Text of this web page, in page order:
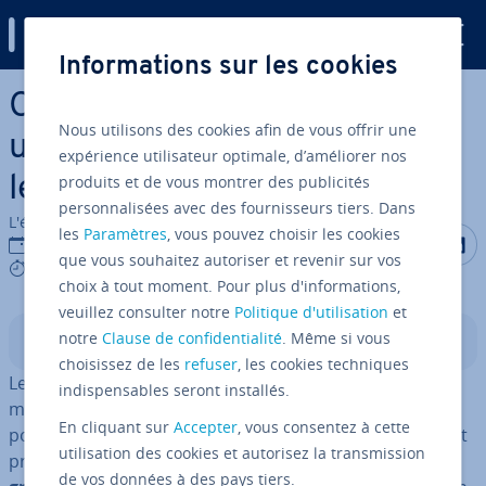
Aller au contenu principal
Chat Zoom : voici comment
utiliser la fonction Chat dans
les réunions
L'équipe édi­to­riale IONOS
20/08/2021
6 mins
Partager
Sommaire
Les réunions de groupe Zoom exigent souvent d’être
mul­ti­tâches, surtout pour les hôtes de la réunion. C’est
pourquoi la fonction Chat de Zoom est par­ti­cu­liè­re­ment
pratique. Desmessages privésou des messages de
Informations sur les cookies
Nous utilisons des cookies afin de vous offrir une
expérience utilisateur optimale, d’améliorer nos
produits et de vous montrer des publicités
personnalisées avec des fournisseurs tiers. Dans
les Paramètres, vous pouvez choisir les cookies
que vous souhaitez autoriser et revenir sur vos
choix à tout moment. Pour plus d'informations,
veuillez consulter notre Politique d'utilisation et
notreClause de confidentialité. Même si vous
choisissez de les refuser, les cookies techniques
indispensables seront installés.
En cliquant surAccepter, vous consentez à cette
utilisation des cookies et autorisez la transmission
de vos données à des pays tiers.